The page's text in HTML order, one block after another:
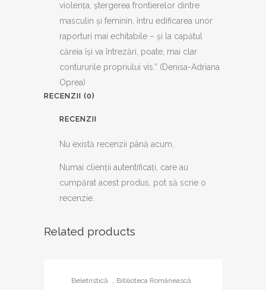
violenţa, ştergerea frontierelor dintre
masculin şi feminin, întru edificarea unor
raporturi mai echitabile – şi la capătul
căreia îşi va întrezări, poate, mai clar
contururile propriului vis.” (Denisa-Adriana
Oprea)
RECENZII (0)
RECENZII
Nu există recenzii până acum.
Numai clienții autentificați, care au
cumpărat acest produs, pot să scrie o
recenzie.
Related products
Beletristică Biblioteca Românească